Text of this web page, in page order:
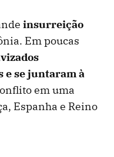
insurreição
Em poucas
e se juntaram à
em uma
Espanha e Reino